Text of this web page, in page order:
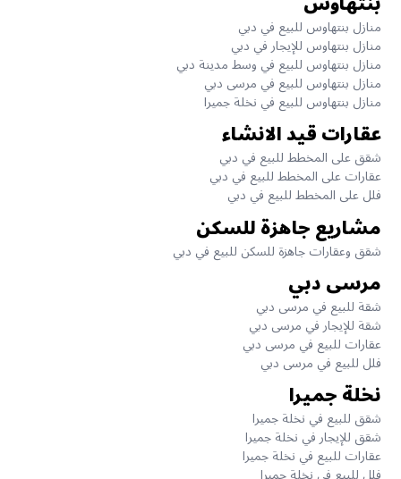
منازل بنتهاوس للبيع في دبي
منازل بنتهاوس للإيجار في دبي
منازل بنتهاوس للبيع في وسط مدينة دبي
منازل بنتهاوس للبيع في مرسى دبي
منازل بنتهاوس للبيع في نخلة جميرا
عقارات قيد الانشاء
شقق على المخطط للبيع في دبي
عقارات على المخطط للبيع في دبي
فلل على المخطط للبيع في دبي
مشاريع جاهزة للسكن
شقق وعقارات جاهزة للسكن للبيع في دبي
مرسى دبي
شقة للبيع في مرسى دبي
شقة للإيجار في مرسى دبي
عقارات للبيع في مرسى دبي
فلل للبيع في مرسى دبي
نخلة جميرا
شقق للبيع في نخلة جميرا
شقق للإيجار في نخلة جميرا
عقارات للبيع في نخلة جميرا